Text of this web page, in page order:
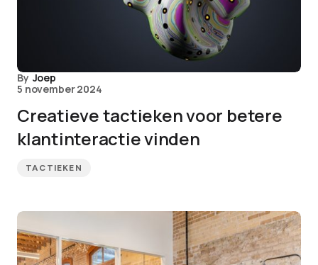
By Joep
5 november 2024
Creatieve tactieken voor betere
klantinteractie vinden
TACTIEKEN